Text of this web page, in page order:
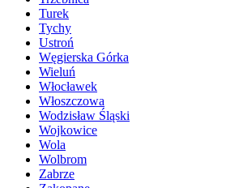
Turek
Tychy
Ustroń
Węgierska Górka
Wieluń
Włocławek
Włoszczowa
Wodzisław Śląski
Wojkowice
Wola
Wolbrom
Zabrze